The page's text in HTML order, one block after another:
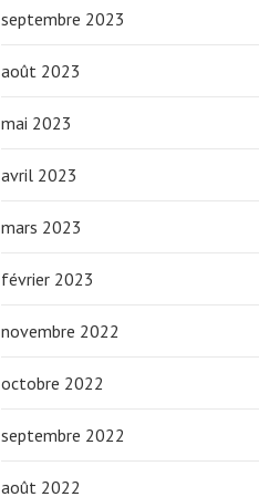
septembre 2023
août 2023
mai 2023
avril 2023
mars 2023
février 2023
novembre 2022
octobre 2022
septembre 2022
août 2022